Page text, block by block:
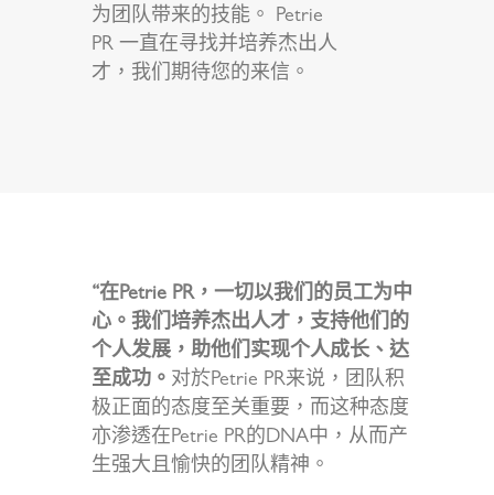
为团队带来的技能。 Petrie
PR 一直在寻找并培养杰出人
才，我们期待您的来信。
“在Petrie PR，一切以我们的员工为中
心。我们培养杰出人才，支持他们的
个人发展，助他们实现个人成长、达
至成功。 对於Petrie PR来说，团队积
极正面的态度至关重要，而这种态度
亦渗透在Petrie PR的DNA中，从而产
生强大且愉快的团队精神。